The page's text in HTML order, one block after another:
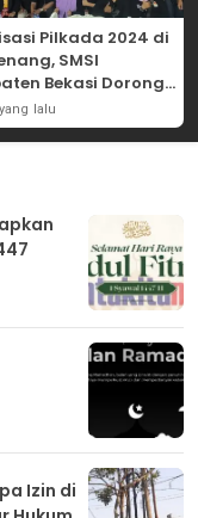
Pilkada 2024 di
SMSI
Bekasi Dorong
lalu
Izin di